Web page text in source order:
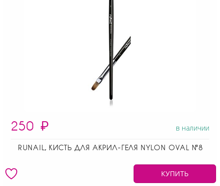
250 ₽ в наличии
RUNAIL, КИСТЬ ДЛЯ АКРИЛ-ГЕЛЯ NYLON OVAL №8
КУПИТЬ